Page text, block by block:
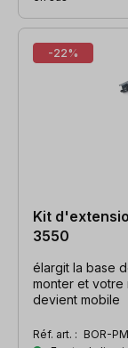
-22%
Kit
3550
élargit la base
monter et votre
devient mobile
Réf. art. : BOR-